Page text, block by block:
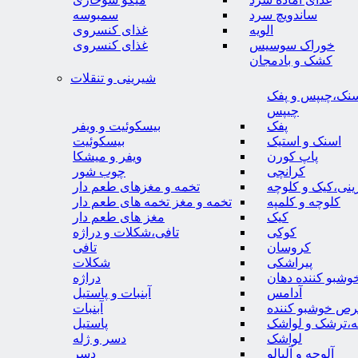
ساندویچ سرد
الویه
خوراک سوسیس
کشک و بادمجان
سمبوسه
غذای کنسروی
غذای کنسروی
شیرینی و تنقلات
و پفک
چیپس
پفک
اسنک و استیک
پاپ کورن
کرانچی
و کلوچه
کلوچه و کلمپه
کیک
کوکی
کروسان
پیراشکی
کننده دهان
آدامس
خوشبو کننده
و لواشک
لواشک
آلوچه و آلبالو
بیسکوئیت و ویفر
بیسکوئیت
ویفر و میشکا
چوب شور
تخمه و مغزهای طعم دار
تخمه و مغز تخمه های طعم دار
مغز های طعم دار
تافی،شکلات و دراژه
تافی
شکلات
دراژه
آبنبات و پاستیل
آبنبات
پاستیل
دسر و ژله
دسر